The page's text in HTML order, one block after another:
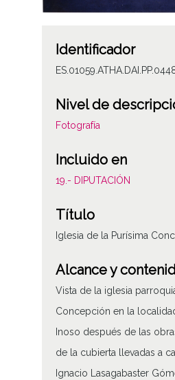
Identificador
Nivel de
Fotografía
Incluido en
19.- DIPUTACIÓN
Título
Iglesia de la Purísima
Alcance y
Vista de la iglesia
Concepción en la
Inoso después de las
de la cubierta llevadas a
Ignacio Lasagabaster